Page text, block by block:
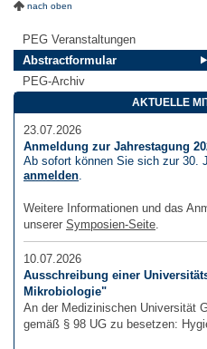
nach oben
PEG Veranstaltungen
Abstractformular
PEG-Archiv
AKTUELLE
23.07.2026
Anmeldung zur Jahrestagung
Ab sofort können Sie sich zur 30.
anmelden.
Weitere Informationen und das
unserer Symposien-Seite.
10.07.2026
Ausschreibung einer
Mikrobiologie"
An der Medizinischen Universität
gemäß § 98 UG zu besetzen: